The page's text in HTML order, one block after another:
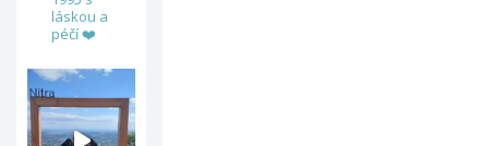
láskou a
péčí ❤️